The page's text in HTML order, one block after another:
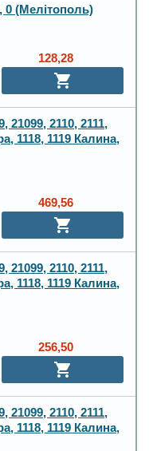
0 (Мелітополь)
128,28
21099, 2110, 2111,
1118, 1119 Калина,
469,56
21099, 2110, 2111,
1118, 1119 Калина,
256,50
21099, 2110, 2111,
1118, 1119 Калина,